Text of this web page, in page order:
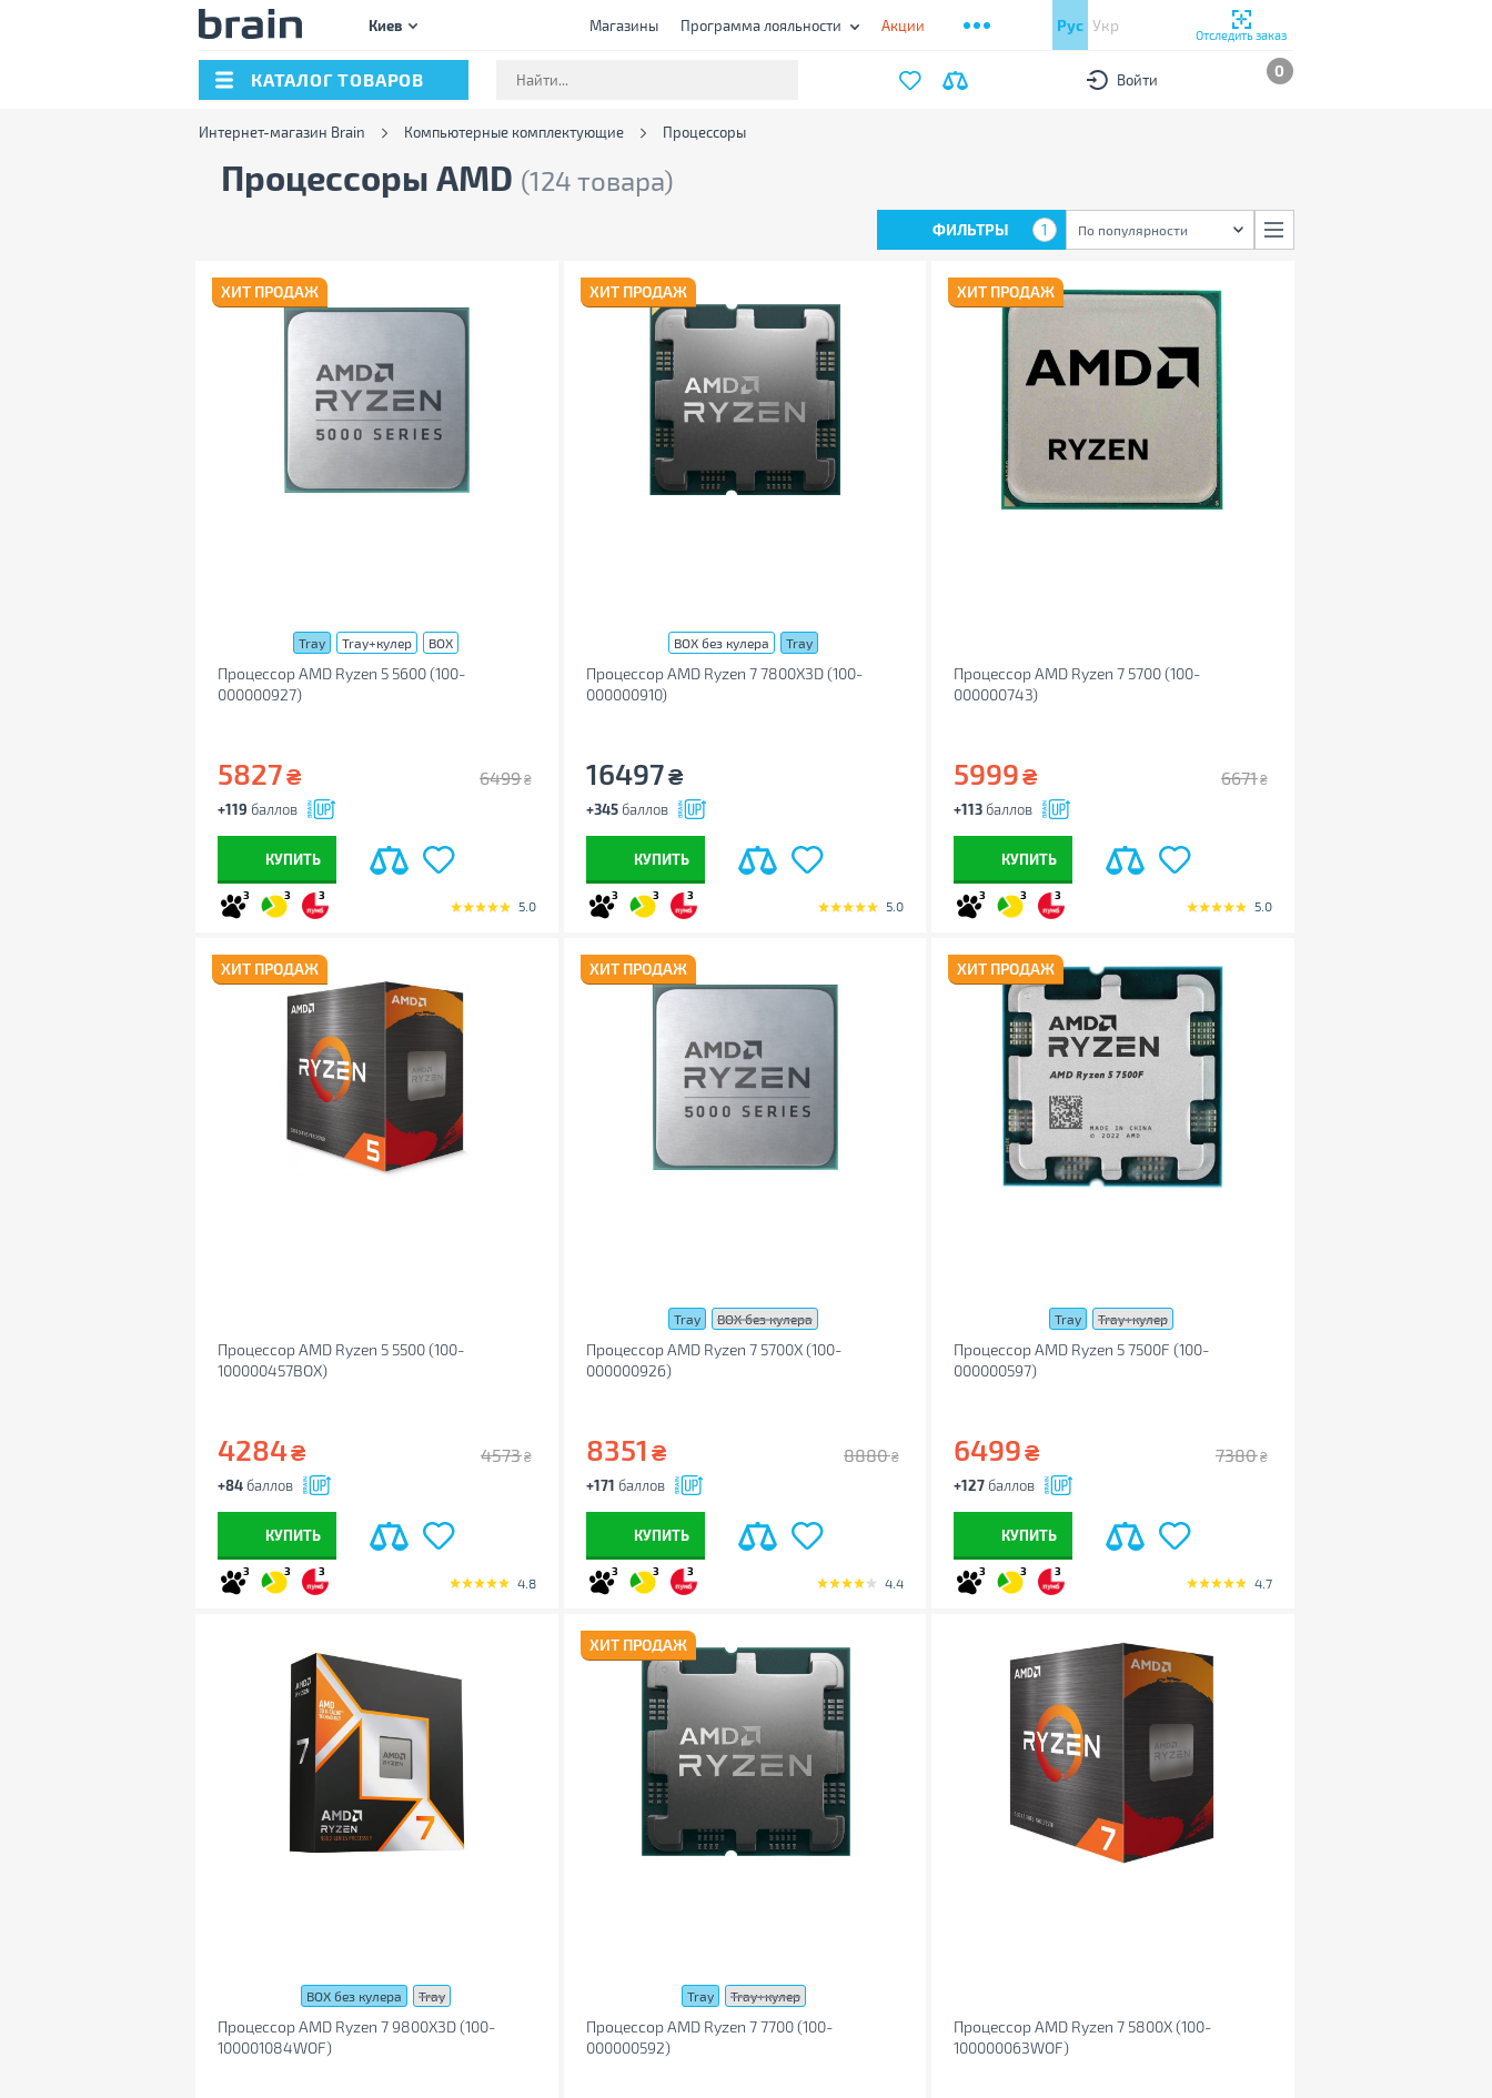
Киев Магазины Программа лояльности Акции Рус Укр
Отследить заказ
КАТАЛОГ ТОВАРОВ Войти 0
Интернет-магазин Brain Компьютерные комплектующие Процессоры
Процессоры AMD (124 товара)
ФИЛЬТРЫ 1 По популярности
ХИТ ПРОДАЖ
Tray Tray+кулер BOX
Процессор AMD Ryzen 5 5600 (100-
000000927)
5827₴ 6499 ₴
+119 баллов
КУПИТЬ
3 3 3
5.0
ХИТ ПРОДАЖ
BOX без кулера Tray
Процессор AMD Ryzen 7 7800X3D (100-
000000910)
16497₴
+345баллов
КУПИТЬ
3 3 3
5.0
ХИТ ПРОДАЖ
Процессор AMD Ryzen 7 5700 (100-
000000743)
5999₴ 6671 ₴
+113 баллов
КУПИТЬ
3 3 3
5.0
ХИТ ПРОДАЖ
Процессор AMD Ryzen 5 5500 (100-
100000457BOX)
4284₴ 4573 ₴
+84 баллов
КУПИТЬ
3 3 3
4.8
ХИТ ПРОДАЖ
Tray BOX без кулера
Процессор AMD Ryzen 7 5700X (100-
000000926)
8351 ₴ 8880 ₴
+171 баллов
КУПИТЬ
3 3 3
4.4
ХИТ ПРОДАЖ
Tray Tray+кулер
Процессор AMD Ryzen 5 7500F (100-
000000597)
6499₴ 7380 ₴
+127 баллов
КУПИТЬ
3 3 3
4.7
BOX без кулера Tray
Процессор AMD Ryzen 7 9800X3D (100-
100001084WOF)
ХИТ ПРОДАЖ
Tray Tray+кулер
Процессор AMD Ryzen 7 7700 (100-
000000592)
Процессор AMD Ryzen 7 5800X (100-
100000063WOF)